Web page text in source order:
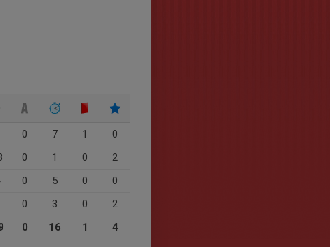
0 7 1
0
0 1 0
2
0 5 0
0
0 3 0
2
0 16 1 4